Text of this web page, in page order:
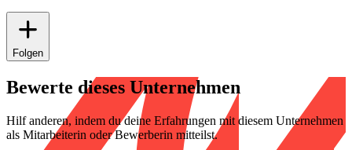
Folgen
Bewerte dieses Unternehmen
Hilf anderen, indem du deine Erfahrungen mit diesem Unternehmen
als Mitarbeiterin oder Bewerberin mitteilst.